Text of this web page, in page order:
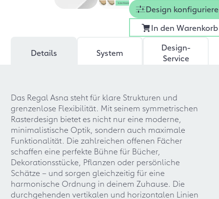
Design
In den Warenkorb
Details System
Design-
Service
Das Regal Asna steht für klare Strukturen und
grenzenlose Flexibilität. Mit seinem symmetrischen
Rasterdesign bietet es nicht nur eine moderne,
minimalistische Optik, sondern auch maximale
Funktionalität. Die zahlreichen offenen Fächer
schaffen eine perfekte Bühne für Bücher,
Dekorationsstücke, Pflanzen oder persönliche
Schätze – und sorgen gleichzeitig für eine
harmonische Ordnung in deinem Zuhause. Die
durchgehenden vertikalen und horizontalen Linien